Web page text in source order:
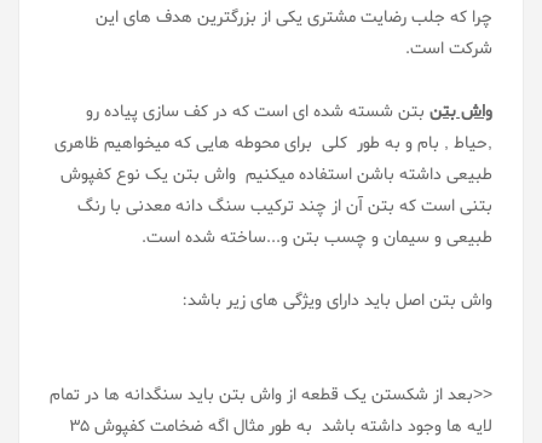
چرا که جلب رضایت مشتری یکی از بزرگترین هدف های این
شرکت است.
واش بتن بتن شسته شده ای است که در کف سازی پیاده رو
,حیاط , بام و به طور کلی برای محوطه هایی که میخواهیم ظاهری
طبیعی داشته باشن استفاده میکنیم واش بتن یک نوع کفپوش
بتنی است که بتن آن از چند ترکیب سنگ دانه معدنی با رنگ
طبیعی و سیمان و چسب بتن و...ساخته شده است.
واش بتن اصل باید دارای ویژگی های زیر باشد:
<<بعد از شکستن یک قطعه از واش بتن باید سنگدانه ها در تمام
لایه ها وجود داشته باشد به طور مثال اگه ضخامت کفپوش 35